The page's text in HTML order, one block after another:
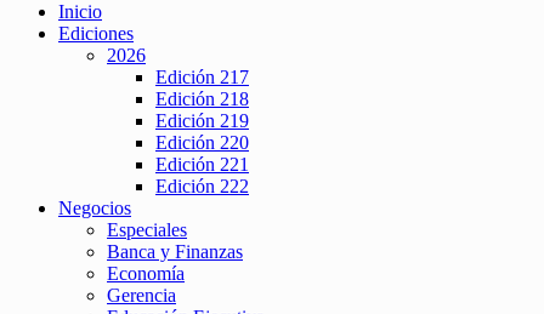
Inicio
Ediciones
2026
Edición 217
Edición 218
Edición 219
Edición 220
Edición 221
Edición 222
Negocios
Especiales
Banca y Finanzas
Economía
Gerencia